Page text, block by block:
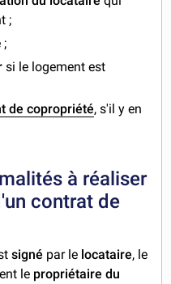
;
;
si le logement est
de copropriété, s'il y en
à réaliser
contrat de
signé par le locataire, le
le propriétaire du